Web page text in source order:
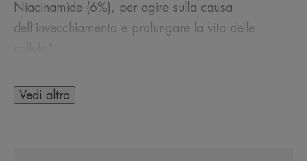
Niacinamide (6%), per agire sulla causa
dell’invecchiamento e prolungare la vita delle
Dalla prima applicazione, la pelle è rimpolpata,
Vedi altro